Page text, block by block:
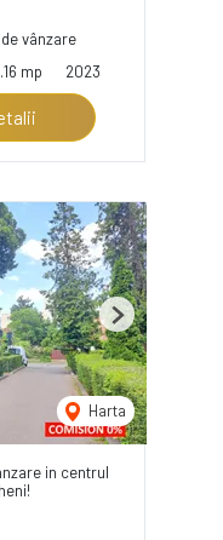
vânzare
mp 2023
Harta
Next
in centrul